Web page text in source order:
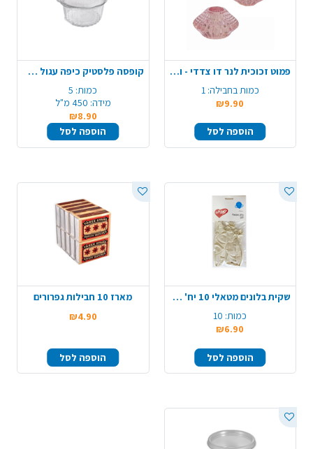
פמוט זכוכית לנר דו צדדי - ורוד
כמות בחבילה: 1
₪9.90
הוספה לסל
קופסה פלסטיק כיפה עגול עם מכסה 5 יח' - סברינה
כמות: 5
מידה: 450 מ"ל
₪8.90
הוספה לסל
שקית בלונים מטאלי 10 יח' - לבן
כמות: 10
₪6.90
הוספה לסל
מארז 10 חבילות גפרורים
₪4.90
הוספה לסל